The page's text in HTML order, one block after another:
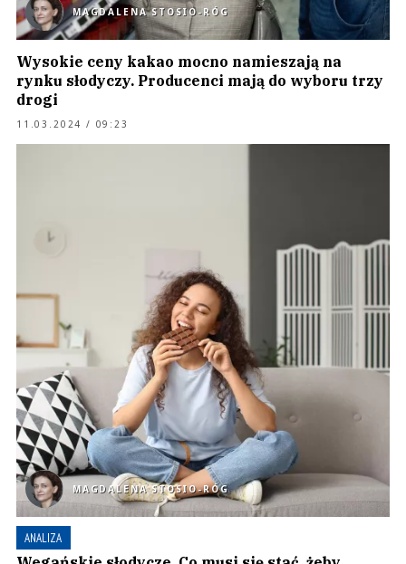
MAGDALENA STOSIO-RÓG
Wysokie ceny kakao mocno namieszają na
rynku słodyczy. Producenci mają do wyboru trzy
drogi
11.03.2024 / 09:23
MAGDALENA STOSIO-RÓG
ANALIZA